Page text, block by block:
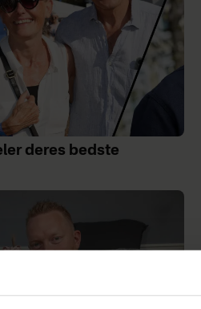
deres bedste